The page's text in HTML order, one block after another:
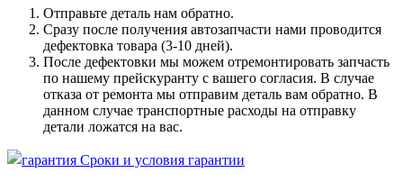
Отправьте деталь нам обратно.
Сразу после получения автозапчасти нами проводится
дефектовка товара (3-10 дней).
После дефектовки мы можем отремонтировать запчасть
по нашему прейскуранту с вашего согласия. В случае
отказа от ремонта мы отправим деталь вам обратно. В
данном случае транспортные расходы на отправку
детали ложатся на вас.
Сроки и условия гарантии